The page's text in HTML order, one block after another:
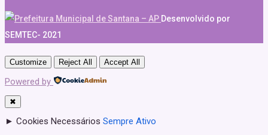
Desenvolvido por
SEMTEC- 2021
Customize Reject All Accept All
Powered by
✖
► Cookies Necessários Sempre Ativo